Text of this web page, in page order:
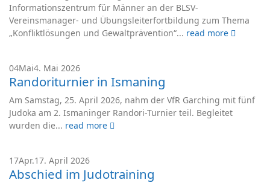
Informationszentrum für Männer an der BLSV-
Vereinsmanager- und Übungsleiterfortbildung zum Thema
„Konfliktlösungen und Gewaltprävention“... read more
04Mai4. Mai 2026
Randoriturnier in Ismaning
Am Samstag, 25. April 2026, nahm der VfR Garching mit fünf
Judoka am 2. Ismaninger Randori-Turnier teil. Begleitet
wurden die... read more
17Apr.17. April 2026
Abschied im Judotraining